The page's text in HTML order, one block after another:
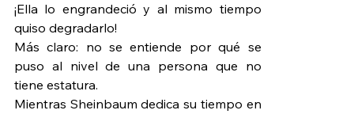
¡Ella lo engrandeció y al mismo tiempo
quiso degradarlo!
Más claro: no se entiende por qué se
puso al nivel de una persona que no
tiene estatura.
Mientras Sheinbaum dedica su tiempo en